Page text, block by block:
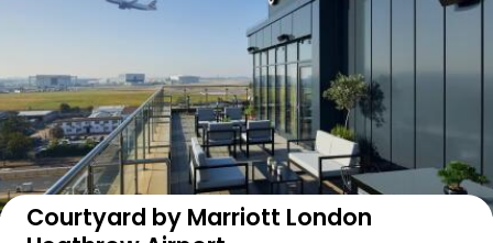
Auf der Karte anzeigen
Courtyard by Marriott London